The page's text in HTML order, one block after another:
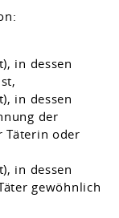
in dessen
in dessen
der
Täterin oder
in dessen
gewöhnlich